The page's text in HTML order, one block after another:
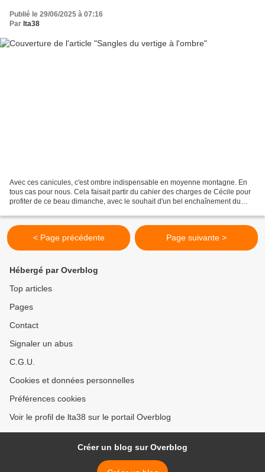
Publié le 29/06/2025 à 07:16
Par lta38
Avec ces canicules, c'est ombre indispensable en moyenne montagne. En
tous cas pour nous. Cela faisait partir du cahier des charges de Cécile pour
profiter de ce beau dimanche, avec le souhait d'un bel enchaînement du
< Page précédente Page suivante >
Hébergé par Overblog
Top articles
Pages
Contact
Signaler un abus
C.G.U.
Cookies et données personnelles
Préférences cookies
Voir le profil de lta38 sur le portail Overblog
Créer un blog sur Overblog